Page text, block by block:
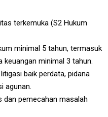
terkemuka (S2 Hukum
minimal 5 tahun, termasuk
minimal 3 tahun.
baik perdata, pidana
agunan.
pemecahan masalah